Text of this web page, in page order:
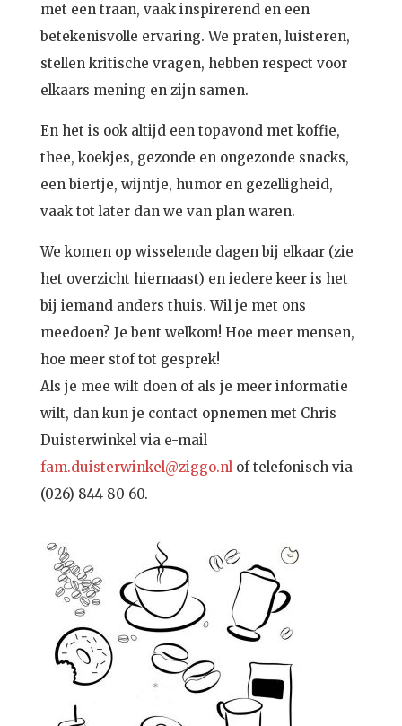
met een traan, vaak inspirerend en een
betekenisvolle ervaring. We praten, luisteren,
stellen kritische vragen, hebben respect voor
elkaars mening en zijn samen.
En het is ook altijd een topavond met koffie,
thee, koekjes, gezonde en ongezonde snacks,
een biertje, wijntje, humor en gezelligheid,
vaak tot later dan we van plan waren.
We komen op wisselende dagen bij elkaar (zie
het overzicht hiernaast) en iedere keer is het
bij iemand anders thuis. Wil je met ons
meedoen? Je bent welkom! Hoe meer mensen,
hoe meer stof tot gesprek!
Als je mee wilt doen of als je meer informatie
wilt, dan kun je contact opnemen met Chris
Duisterwinkel via e-mail
fam.duisterwinkel@ziggo.nlof telefonisch via
(026) 844 80 60.